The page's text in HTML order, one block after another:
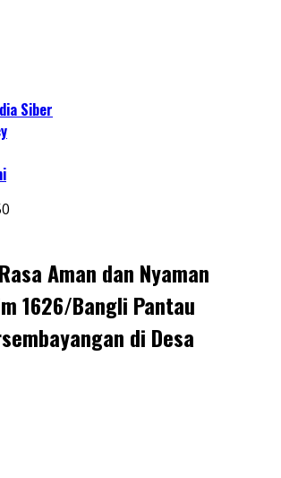
Siber
Aman dan Nyaman
1626/Bangli Pantau
di Desa